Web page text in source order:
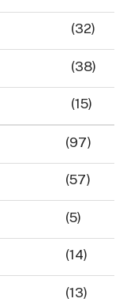
(32)
(38)
(15)
(97)
(57)
(5)
(14)
(13)